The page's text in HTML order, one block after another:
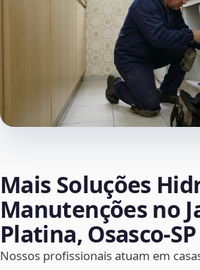
Mais Soluções
Manutenções no
Platina, Osasco‑SP
Nossos profissionais atuam em